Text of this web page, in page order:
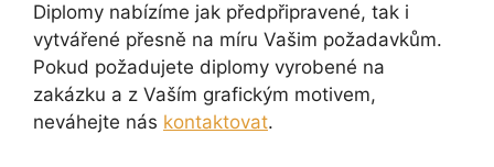
Diplomy nabízíme jak předpřipravené, tak i
vytvářené přesně na míru Vašim požadavkům.
Pokud požadujete diplomy vyrobené na
zakázku a z Vaším grafickým motivem,
neváhejte nás kontaktovat.